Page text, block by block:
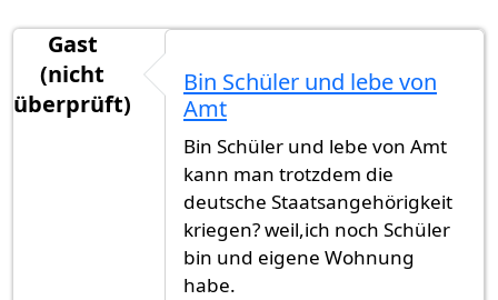
Gast
(nicht
überprüft)
Bin Schüler und lebe von
Amt
Bin Schüler und lebe von Amt
kann man trotzdem die
deutsche Staatsangehörigkeit
kriegen? weil,ich noch Schüler
bin und eigene Wohnung
habe.